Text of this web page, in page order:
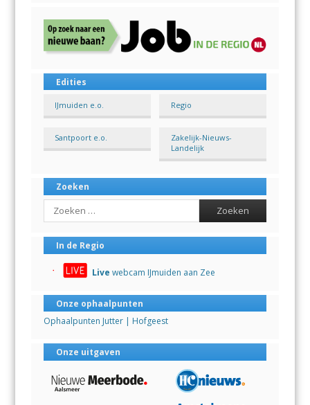
Edities
IJmuiden e.o. Regio
Santpoort e.o.
Zakelijk-Nieuws-
Landelijk
Zoeken
Search
In de Regio
Live webcam IJmuiden aan Zee
Onze ophaalpunten
Ophaalpunten Jutter | Hofgeest
Onze uitgaven